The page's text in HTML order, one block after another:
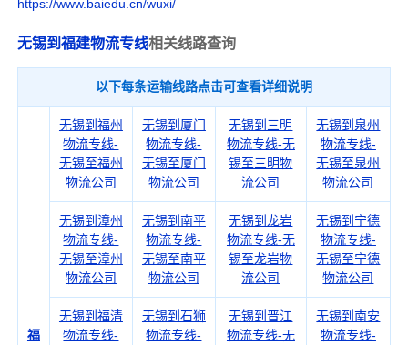
https://www.baiedu.cn/wuxi/
无锡到福建物流专线相关线路查询
以下每条运输线路点击可查看详细说明
福
无锡到福州
物流专线-
无锡至福州
物流公司
无锡到厦门
物流专线-
无锡至厦门
物流公司
无锡到三明
物流专线-无
锡至三明物
流公司
无锡到泉州
物流专线-
无锡至泉州
物流公司
无锡到漳州
物流专线-
无锡至漳州
物流公司
无锡到南平
物流专线-
无锡至南平
物流公司
无锡到龙岩
物流专线-无
锡至龙岩物
流公司
无锡到宁德
物流专线-
无锡至宁德
物流公司
无锡到福清
物流专线-
无锡到石狮
物流专线-
无锡到晋江
物流专线-无
无锡到南安
物流专线-